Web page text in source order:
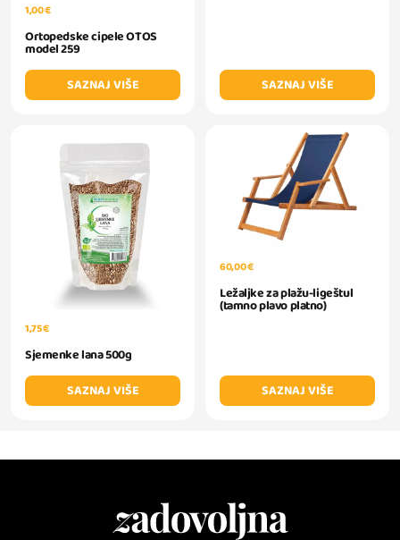
1,00 €
Ortopedske cipele OTOS
model 259
SAZNAJ VIŠE
SAZNAJ VIŠE
1,75 €
Sjemenke lana 500g
SAZNAJ VIŠE
60,00 €
Ležaljke za plažu-ligeštul
(tamno plavo platno)
SAZNAJ VIŠE